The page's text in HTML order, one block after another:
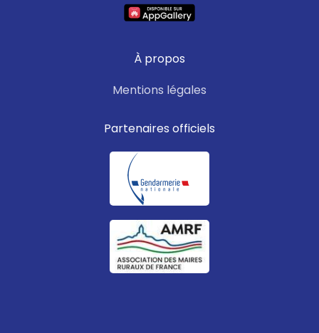
À propos
Mentions légales
Partenaires officiels